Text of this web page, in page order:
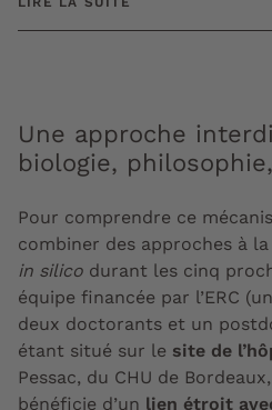
Une approche
biologie,
Pour comprendre ce
combiner des approches à
in silico durant les cinq
équipe financée par l’ERC
deux doctorants et un
étant situé sur le site de
Pessac, du CHU de
bénéficie d’un lien étroit